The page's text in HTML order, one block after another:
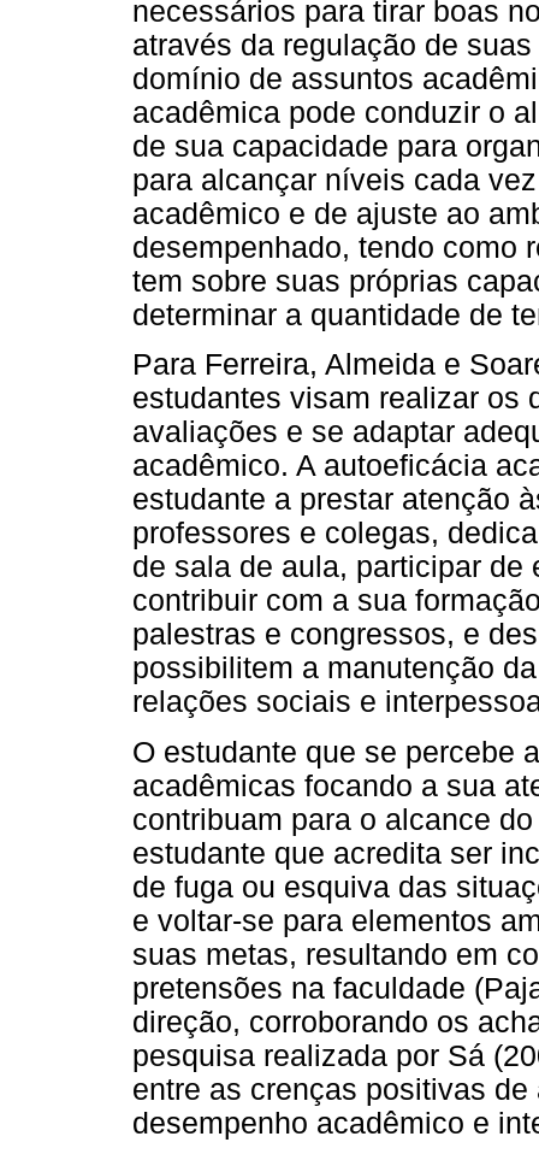
necessários para tirar boas
através da regulação de
domínio de assuntos
acadêmica pode conduzir o
de sua capacidade para
para alcançar níveis cada
acadêmico e de ajuste ao
desempenhado, tendo como
tem sobre suas próprias
determinar a quantidade de
Para Ferreira, Almeida e
estudantes visam realizar os
avaliações e se adaptar
acadêmico. A autoeficácia
estudante a prestar atenção
professores e colegas,
de sala de aula, participar
contribuir com a sua
palestras e congressos, e
possibilitem a manutenção
relações sociais e
O estudante que se percebe
acadêmicas focando a sua
contribuam para o alcance
estudante que acredita ser
de fuga ou esquiva das
e voltar-se para elementos
suas metas, resultando em
pretensões na faculdade
direção, corroborando os
pesquisa realizada por Sá
entre as crenças positivas
desempenho acadêmico e